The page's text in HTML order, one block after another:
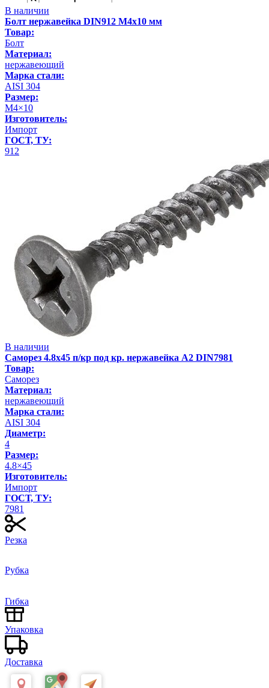
В наличии
Болт нержавейка DIN912 М4х10 мм
Товар:
Болт
Материал:
нержавеющий
Марка стали:
AISI 304
Размер:
М4×10
Изготовитель:
Импорт
ГОСТ, ТУ:
912
В наличии
Саморез 4.8х45 п/кр под кр. нержавейка А2 DIN7981
Товар:
Саморез
Материал:
нержавеющий
Марка стали:
AISI 304
Диаметр:
4
Размер:
4.8×45
Изготовитель:
Импорт
ГОСТ, ТУ:
7981
Резка
Рубка
Гибка
Упаковка
Доставка